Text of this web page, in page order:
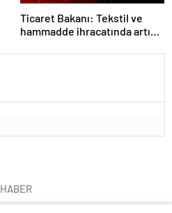
Ticaret Bakanı: Tekstil ve
hammadde ihracatında artış
HABER